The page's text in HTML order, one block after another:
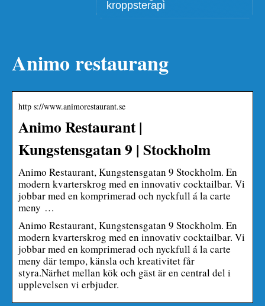
kroppsterapi
Animo restaurang
http s://www.animorestaurant.se
Animo Restaurant |
Kungstensgatan 9 | Stockholm
Animo Restaurant, Kungstensgatan 9 Stockholm. En
modern kvarterskrog med en innovativ cocktailbar. Vi
jobbar med en komprimerad och nyckfull á la carte
meny …
Animo Restaurant, Kungstensgatan 9 Stockholm. En
modern kvarterskrog med en innovativ cocktailbar. Vi
jobbar med en komprimerad och nyckfull á la carte
meny där tempo, känsla och kreativitet får
styra.Närhet mellan kök och gäst är en central del i
upplevelsen vi erbjuder.